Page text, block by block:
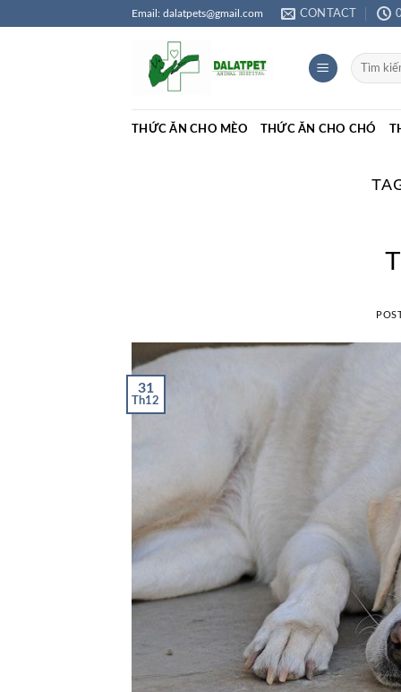
Email: dalatpets@gmail.com CONTACT
Tìm
kiếm:
THỨC ĂN CHO MÈO THỨC ĂN CHO CHÓ
31
Th12